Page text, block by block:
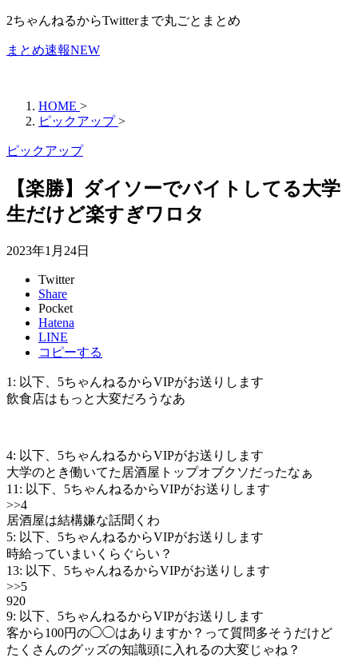
2ちゃんねるからTwitterまで丸ごとまとめ
まとめ速報NEW
HOME >
ピックアップ >
ピックアップ
【楽勝】ダイソーでバイトしてる大学
生だけど楽すぎワロタ
2023年1月24日
Twitter
Share
Pocket
Hatena
LINE
コピーする
1: 以下、5ちゃんねるからVIPがお送りします
飲食店はもっと大変だろうなあ
4: 以下、5ちゃんねるからVIPがお送りします
大学のとき働いてた居酒屋トップオブクソだったなぁ
11: 以下、5ちゃんねるからVIPがお送りします
>>4
居酒屋は結構嫌な話聞くわ
5: 以下、5ちゃんねるからVIPがお送りします
時給っていまいくらぐらい？
13: 以下、5ちゃんねるからVIPがお送りします
>>5
920
9: 以下、5ちゃんねるからVIPがお送りします
客から100円の◯◯はありますか？って質問多そうだけど
たくさんのグッズの知識頭に入れるの大変じゃね？